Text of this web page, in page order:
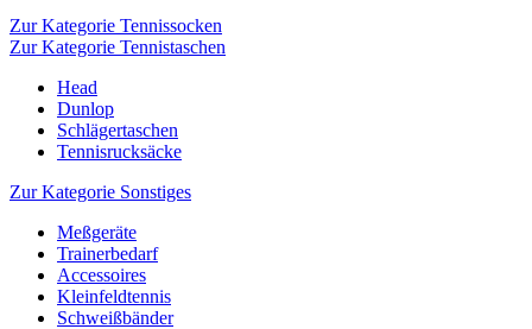
Zur Kategorie Tennissocken
Zur Kategorie Tennistaschen
Head
Dunlop
Schlägertaschen
Tennisrucksäcke
Zur Kategorie Sonstiges
Meßgeräte
Trainerbedarf
Accessoires
Kleinfeldtennis
Schweißbänder